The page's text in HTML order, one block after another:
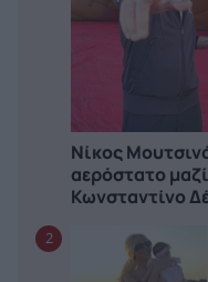
Νίκος
αερόστατο
Κωνσταντίνο
2